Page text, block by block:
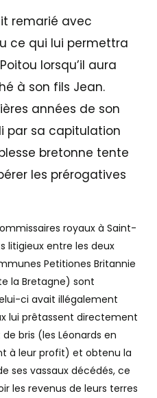
remarié avec
ce qui lui permettra
lorsqu’il aura
à son fils Jean.
années de son
par sa capitulation
bretonne tente
les prérogatives
royaux à Saint-
litigieux entre les deux
Petitiones Britannie
la Bretagne) sont
ci avait illégalement
lui prêtassent directement
bris (les Léonards en
à leur profit) et obtenu la
ses vassaux décédés, ce
les revenus de leurs terres